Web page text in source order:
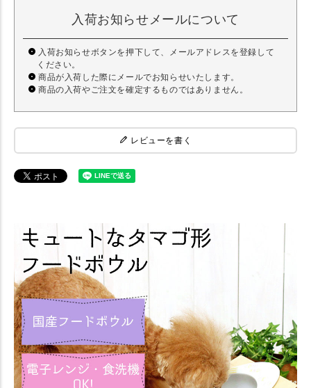
入荷お知らせメールについて
入荷お知らせボタンを押下して、メールアドレスを登録して
ください。
商品が入荷した際にメールでお知らせいたします。
商品の入荷やご注文を確定するものではありません。
レビューを書く